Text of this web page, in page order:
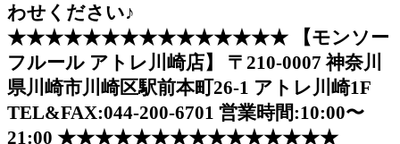
わせください♪
★★★★★★★★★★★★★★★ 【モンソー
フルール アトレ川崎店】 〒210-0007 神奈川
県川崎市川崎区駅前本町26-1 アトレ川崎1F
TEL&FAX:044-200-6701 営業時間:10:00〜
21:00 ★★★★★★★★★★★★★★★